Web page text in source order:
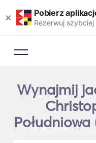
× Pobierz
Rezerwuj szybciej
Wynajmij